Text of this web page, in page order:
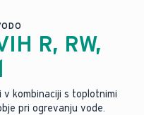
R, RW,
v kombinaciji s toplotnimi
pri ogrevanju vode.